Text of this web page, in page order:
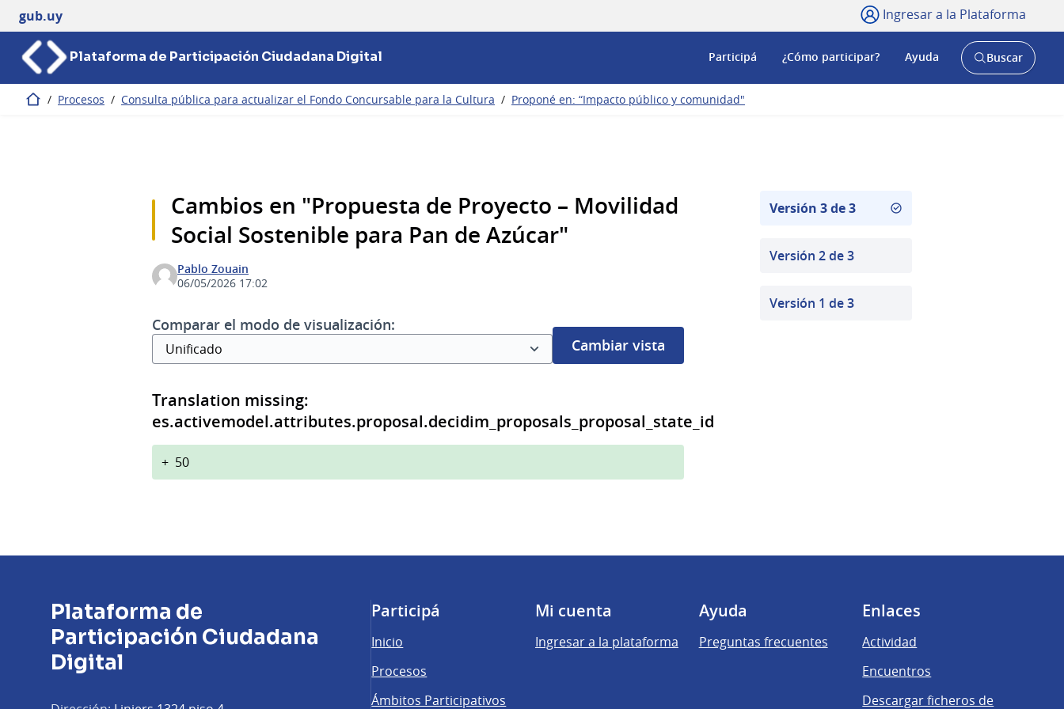
gub.uy Ingresar a la Plataforma
Plataforma de Participación Ciudadana Digital Participá ¿Cómo participar? Ayuda
AbrirBuscar
Inicio / Procesos / Consulta pública para actualizar el Fondo Concursable para la Cultura / Proponé en: “Impacto público y comunidad"
Cambios en "Propuesta de Proyecto – Movilidad
Social Sostenible para Pan de Azúcar"
Pablo Zouain
06/05/2026 17:02
Comparar el modo de visualización:
Cambiar vista
Translation missing:
es.activemodel.attributes.proposal.decidim_proposals_proposal_state_id
+ 50
Versión 3 de 3
Versión 2 de 3
Versión 1 de 3
Plataforma de
Participación Ciudadana
Digital
Participá
Inicio
Procesos
Ámbitos Participativos
Mi cuenta
Ingresar a la plataforma
Ayuda
Preguntas frecuentes
Enlaces
Actividad
Encuentros
Descargar ficheros de